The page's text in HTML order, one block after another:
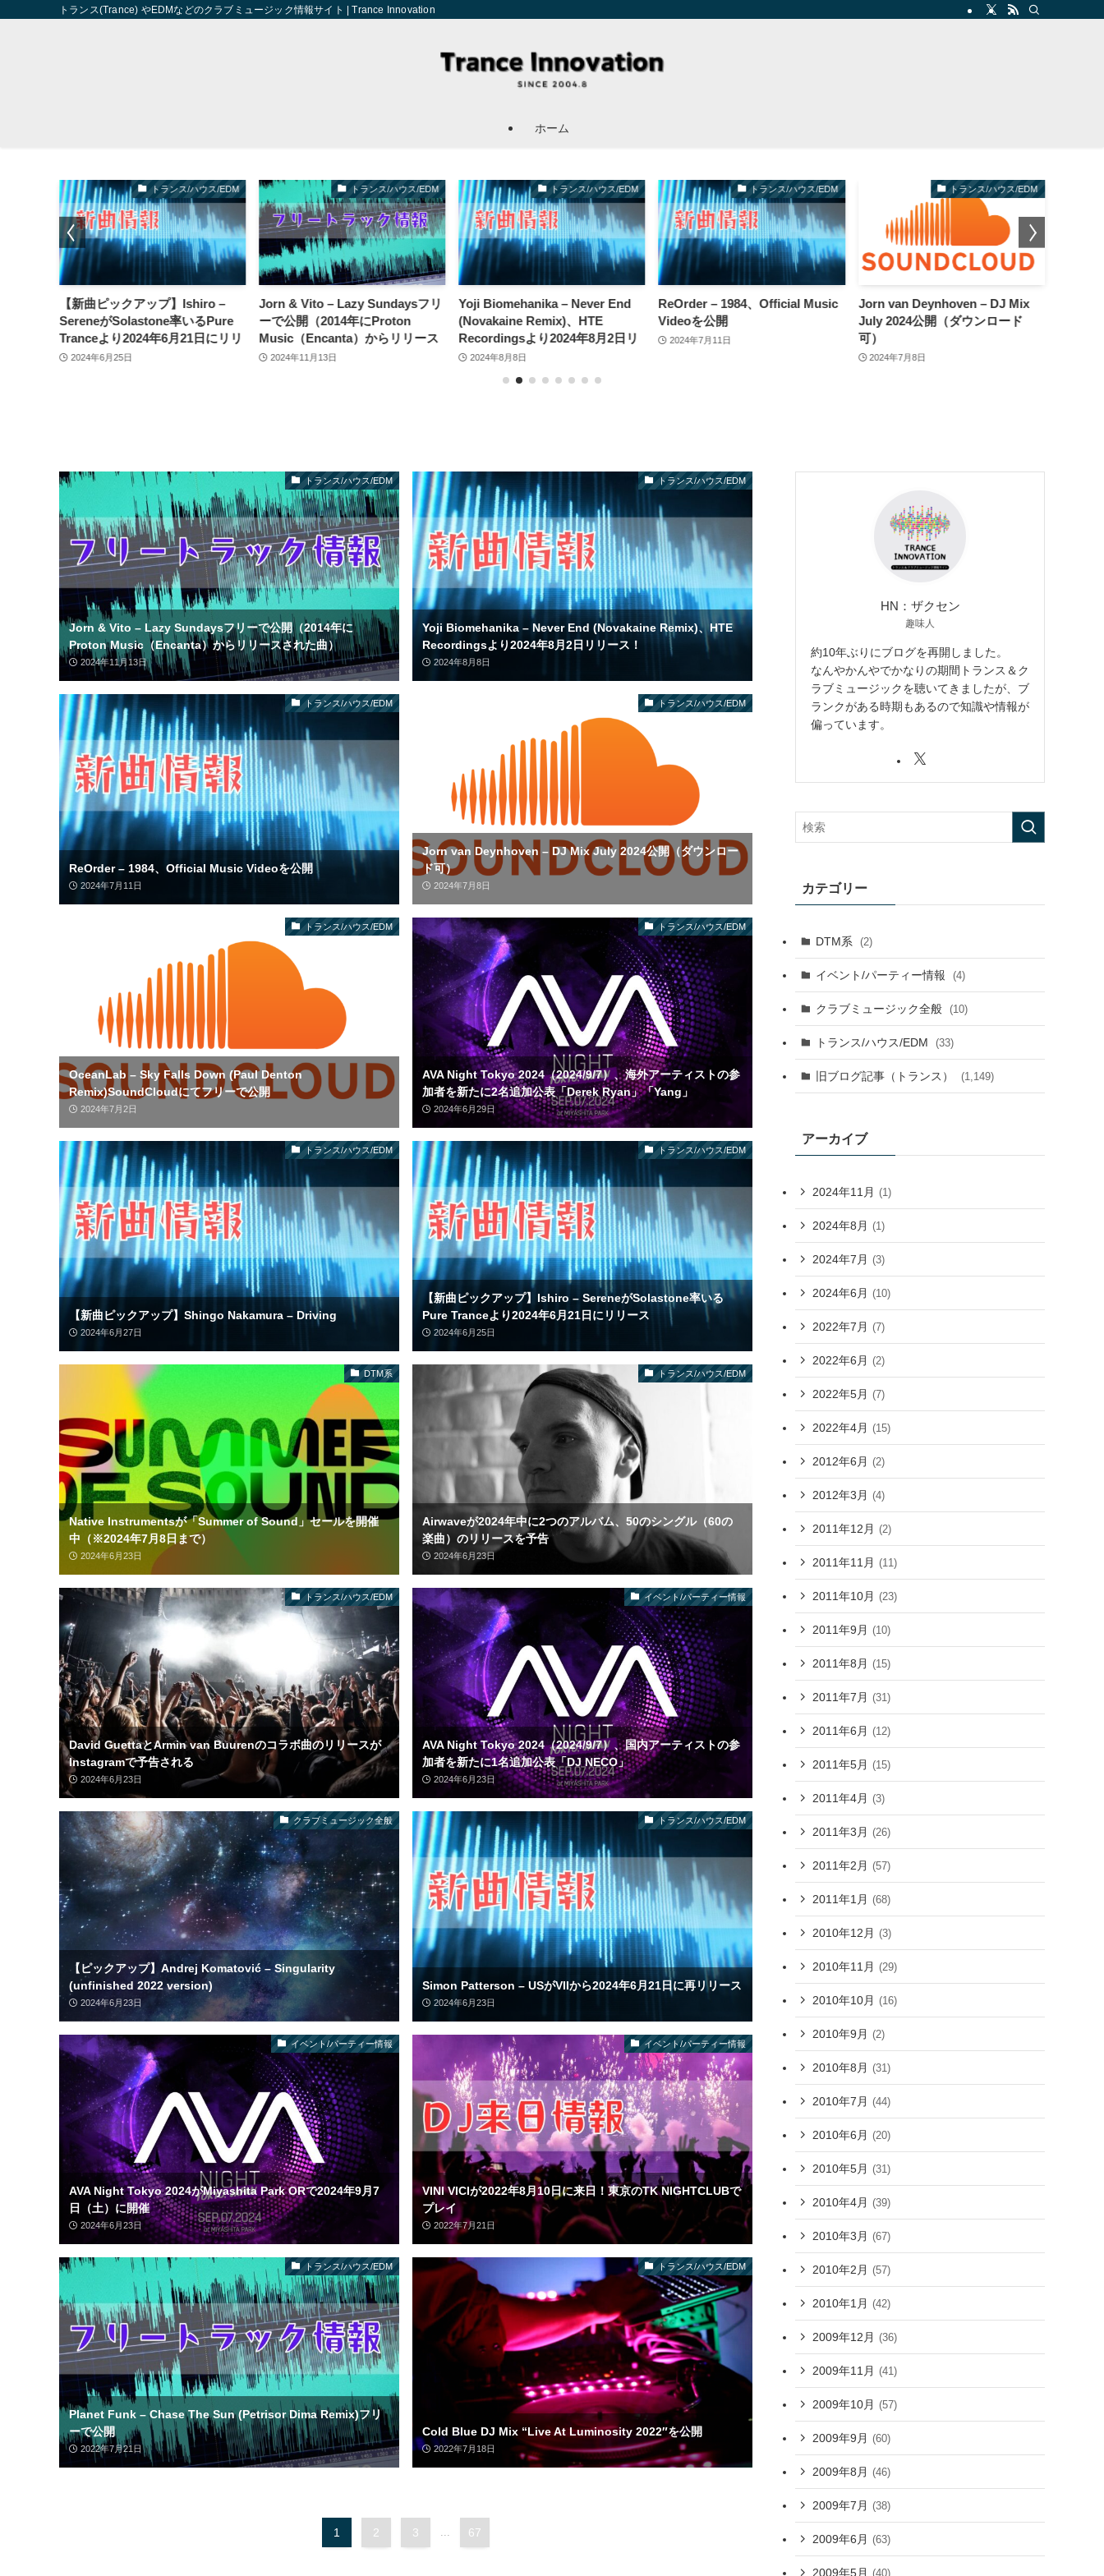
トランス(Trance) やEDMなどのクラブミュージック情報サイト | Trance Innovation
ホーム
トランス/ハウス/EDM
【新曲ピックアップ】Ishiro –
SereneがSolastone率いるPure
Tranceより2024年6月21日にリリ
ース2024年6月25日
トランス/ハウス/EDM
Jorn & Vito – Lazy Sundaysフリ
ーで公開（2014年にProton
Music（Encanta）からリリース
された曲）
2024年11月13日
トランス/ハウス/EDM
Yoji Biomehanika – Never End
(Novakaine Remix)、HTE
Recordingsより2024年8月2日リ
リース！
2024年8月8日
トランス/ハウス/EDM
ReOrder – 1984、Official Music
Videoを公開
2024年7月11日
トランス/ハウス/EDM
Jorn van Deynhoven – DJ Mix
July 2024公開（ダウンロード
可）
2024年7月8日
トランス/ハウス/EDM
Jorn & Vito – Lazy Sundaysフリーで公開（2014年に
Proton Music（Encanta）からリリースされた曲）
2024年11月13日
トランス/ハウス/EDM
Yoji Biomehanika – Never End (Novakaine Remix)、HTE
Recordingsより2024年8月2日リリース！
2024年8月8日
トランス/ハウス/EDM
ReOrder – 1984、Official Music Videoを公開
2024年7月11日
トランス/ハウス/EDM
Jorn van Deynhoven – DJ Mix July 2024公開（ダウンロー
ド可）
2024年7月8日
トランス/ハウス/EDM
OceanLab – Sky Falls Down (Paul Denton
Remix)SoundCloudにてフリーで公開
2024年7月2日
トランス/ハウス/EDM
AVA Night Tokyo 2024（2024/9/7）、海外アーティストの参
加者を新たに2名追加公表「Derek Ryan」「Yang」
2024年6月29日
トランス/ハウス/EDM
【新曲ピックアップ】Shingo Nakamura – Driving
2024年6月27日
トランス/ハウス/EDM
【新曲ピックアップ】Ishiro – SereneがSolastone率いる
Pure Tranceより2024年6月21日にリリース
2024年6月25日
DTM系
Native Instrumentsが「Summer of Sound」セールを開催
中（※2024年7月8日まで）
2024年6月23日
トランス/ハウス/EDM
Airwaveが2024年中に2つのアルバム、50のシングル（60の
楽曲）のリリースを予告
2024年6月23日
トランス/ハウス/EDM
David GuettaとArmin van Buurenのコラボ曲のリリースが
Instagramで予告される
2024年6月23日
イベント/パーティー情報
AVA Night Tokyo 2024（2024/9/7）、国内アーティストの参
加者を新たに1名追加公表「DJ NECO」
2024年6月23日
クラブミュージック全般
【ピックアップ】Andrej Komatović – Singularity
(unfinished 2022 version)
2024年6月23日
トランス/ハウス/EDM
Simon Patterson – USがVIIから2024年6月21日に再リリース
2024年6月23日
イベント/パーティー情報
AVA Night Tokyo 2024がMiyashita Park ORで2024年9月7
日（土）に開催
2024年6月23日
イベント/パーティー情報
VINI VICIが2022年8月10日に来日！東京のTK NIGHTCLUBで
プレイ
2022年7月21日
トランス/ハウス/EDM
Planet Funk – Chase The Sun (Petrisor Dima Remix)フリ
ーで公開
2022年7月21日
トランス/ハウス/EDM
Cold Blue DJ Mix “Live At Luminosity 2022″を公開
2022年7月18日
1 2 3 ... 67
HN：ザクセン
趣味人
約10年ぶりにブログを再開しました。
なんやかんやでかなりの期間トランス＆ク
ラブミュージックを聴いてきましたが、ブ
ランクがある時期もあるので知識や情報が
偏っています。
カテゴリー
DTM系 (2)
イベント/パーティー情報 (4)
クラブミュージック全般 (10)
トランス/ハウス/EDM (33)
旧ブログ記事（トランス） (1,149)
アーカイブ
2024年11月 (1)
2024年8月 (1)
2024年7月 (3)
2024年6月 (10)
2022年7月 (7)
2022年6月 (2)
2022年5月 (7)
2022年4月 (15)
2012年6月 (2)
2012年3月 (4)
2011年12月 (2)
2011年11月 (11)
2011年10月 (23)
2011年9月 (10)
2011年8月 (15)
2011年7月 (31)
2011年6月 (12)
2011年5月 (15)
2011年4月 (3)
2011年3月 (26)
2011年2月 (57)
2011年1月 (68)
2010年12月 (3)
2010年11月 (29)
2010年10月 (16)
2010年9月 (2)
2010年8月 (31)
2010年7月 (44)
2010年6月 (20)
2010年5月 (31)
2010年4月 (39)
2010年3月 (67)
2010年2月 (57)
2010年1月 (42)
2009年12月 (36)
2009年11月 (41)
2009年10月 (57)
2009年9月 (60)
2009年8月 (46)
2009年7月 (38)
2009年6月 (63)
2009年5月 (40)